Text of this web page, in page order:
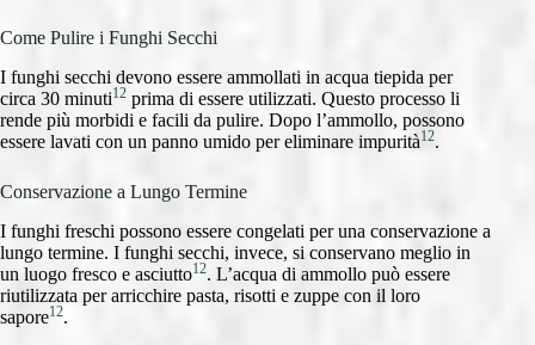
Come Pulire i Funghi Secchi
I funghi secchi devono essere ammollati in acqua tiepida per
circa 30 minuti12 prima di essere utilizzati. Questo processo li
rende più morbidi e facili da pulire. Dopo l’ammollo, possono
essere lavati con un panno umido per eliminare impurità12.
Conservazione a Lungo Termine
I funghi freschi possono essere congelati per una conservazione a
lungo termine. I funghi secchi, invece, si conservano meglio in
un luogo fresco e asciutto12. L’acqua di ammollo può essere
riutilizzata per arricchire pasta, risotti e zuppe con il loro
sapore12.